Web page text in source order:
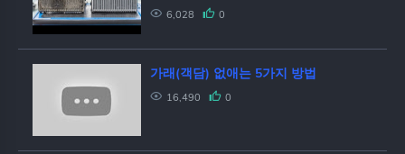
거 | 에바에 구멍내지 마세요
6,028 0
가래(객담) 없애는 5가지 방법
16,490 0